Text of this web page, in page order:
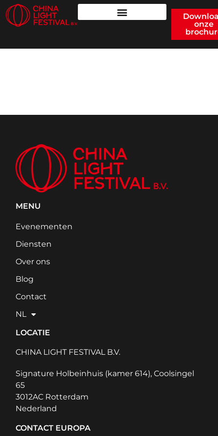
onze
MENU
Evenementen
Diensten
Over ons
Blog
Contact
NL
LOCATIE
CHINA LIGHT FESTIVAL B.V.
Signature Holbeinhuis (kamer 614), Coolsingel
65
3012AC Rotterdam
Nederland
CONTACT EUROPA